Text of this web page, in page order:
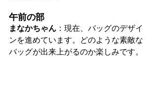
午前の部
まなかちゃん ：現在、バッグのデザイ
ンを進めています。どのような素敵な
バッグが出来上がるのか楽しみです。